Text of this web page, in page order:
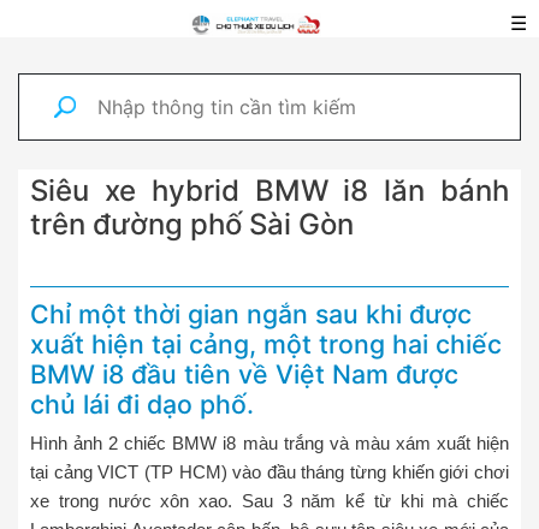
☰
Siêu xe hybrid BMW i8 lăn bánh
trên đường phố Sài Gòn
Chỉ một thời gian ngắn sau khi được
xuất hiện tại cảng, một trong hai chiếc
BMW i8 đầu tiên về Việt Nam được
chủ lái đi dạo phố.
Hình ảnh 2 chiếc BMW i8 màu trắng và màu xám xuất hiện
tại cảng VICT (TP HCM) vào đầu tháng từng khiến giới chơi
xe trong nước xôn xao. Sau 3 năm kể từ khi mà chiếc